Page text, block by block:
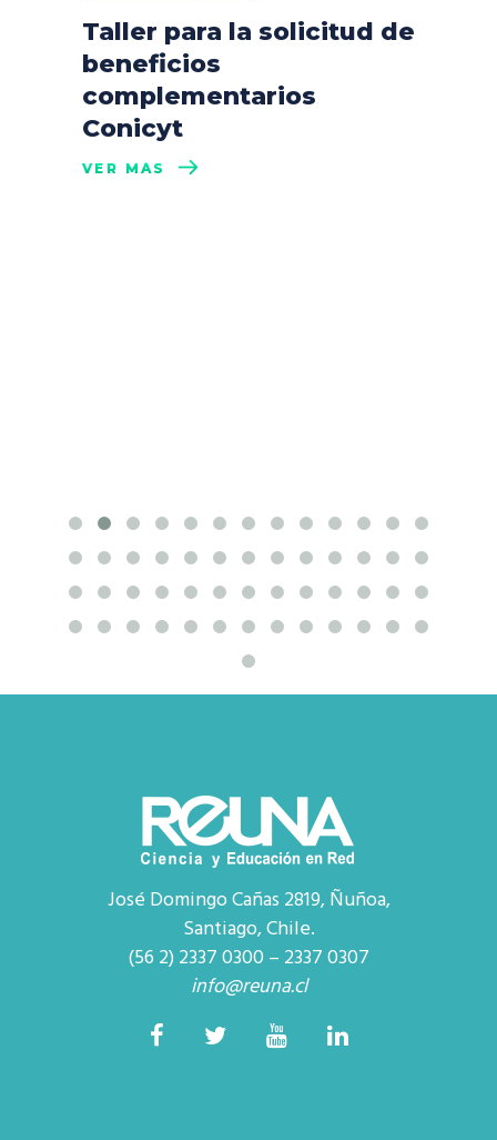
Taller para la solicitud de
beneficios
complementarios
Conicyt
VER MÁS
José Domingo Cañas 2819, Ñuñoa,
Santiago, Chile.
(56 2) 2337 0300 – 2337 0307
info@reuna.cl